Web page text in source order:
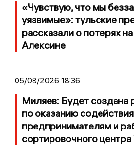
«Чувствую, что мы
уязвимые»: тульские
рассказали о потерях
Алексине
05/08/2026 18:36
Миляев: Будет создана
по оказанию содействия
предпринимателям и
сортировочного центра